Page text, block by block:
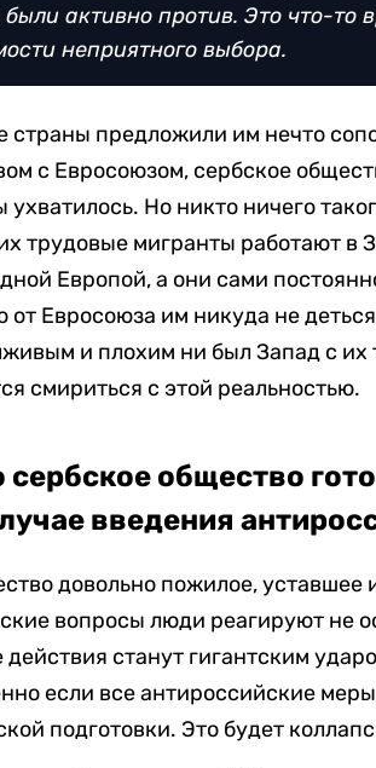
активно против. Это что-то
неприятного выбора.
страны предложили им нечто
с Евросоюзом, сербское
Но никто ничего
трудовые мигранты работают в
Европой, а они сами
от Евросоюза им никуда не
и плохим ни был Запад с их
смириться с этой реальностью.
сербское общество
введения
довольно пожилое, уставшее
вопросы люди реагируют не
действия станут гигантским
если все антироссийские
подготовки. Это будет